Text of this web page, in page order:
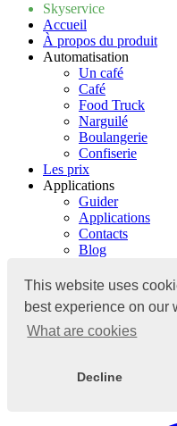
This website uses
best experience on our
What are cookies
Decline
Skyservice
Accueil
À propos du produit
Automatisation
Un café
Café
Food Truck
Narguilé
Boulangerie
Confiserie
Les prix
Applications
Guider
Applications
Contacts
Blog
Contacts
S'identifier